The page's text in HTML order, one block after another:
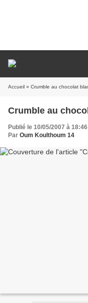
Accueil » Crumble au chocolat
Crumble au
Publié le 10/05/2007 à 18:46
Par Oum Koulthoum 14